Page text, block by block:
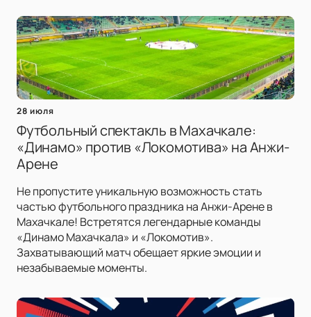
28 июля
Футбольный спектакль в Махачкале:
«Динамо» против «Локомотива» на Анжи-
Арене
Не пропустите уникальную возможность стать
частью футбольного праздника на Анжи-Арене в
Махачкале! Встретятся легендарные команды
«Динамо Махачкала» и «Локомотив».
Захватывающий матч обещает яркие эмоции и
незабываемые моменты.